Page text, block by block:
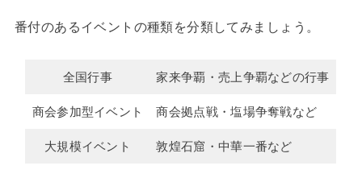
番付のあるイベントの種類を分類してみましょう。
全国行事 家来争覇・売上争覇などの行事
商会参加型イベント 商会拠点戦・塩場争奪戦など
大規模イベント 敦煌石窟・中華一番など